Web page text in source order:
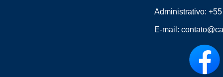
Administrativo:
E-mail: